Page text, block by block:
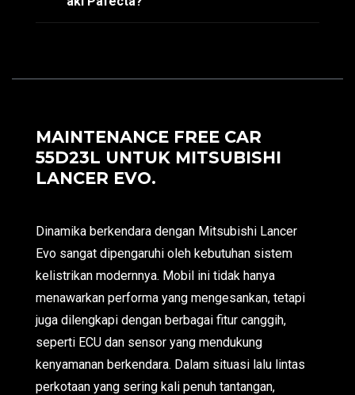
MAINTENANCE FREE CAR
55D23L UNTUK MITSUBISHI
LANCER EVO.
Dinamika berkendara dengan Mitsubishi Lancer
Evo sangat dipengaruhi oleh kebutuhan sistem
kelistrikan modernnya. Mobil ini tidak hanya
menawarkan performa yang mengesankan, tetapi
juga dilengkapi dengan berbagai fitur canggih,
seperti ECU dan sensor yang mendukung
kenyamanan berkendara. Dalam situasi lalu lintas
perkotaan yang sering kali penuh tantangan,